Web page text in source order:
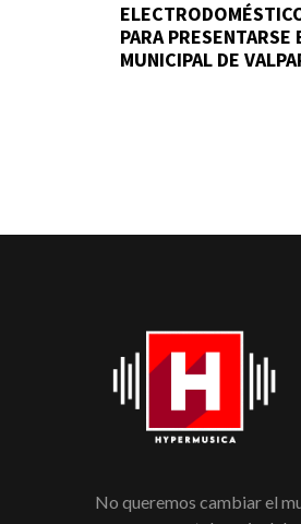
PARA PRESENTARSE
MUNICIPAL DE
No queremos cambiar el